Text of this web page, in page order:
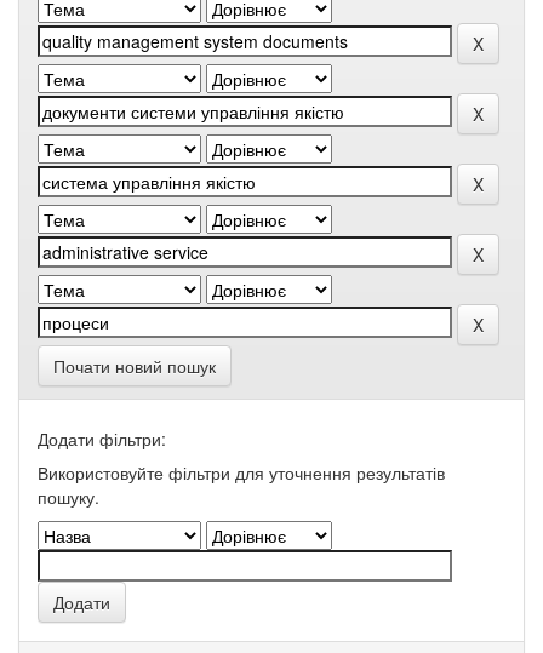
Почати новий пошук
Додати фільтри:
Використовуйте фільтри для уточнення результатів
пошуку.